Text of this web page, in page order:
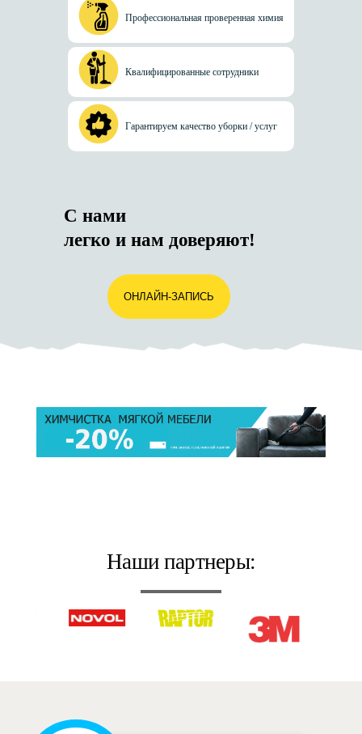
Профессиональная проверенная химия
Квалифицированные сотрудники
Гарантируем качество уборки / услуг
С нами
легко и нам доверяют!
ОНЛАЙН-ЗАПИСЬ
Наши партнеры: